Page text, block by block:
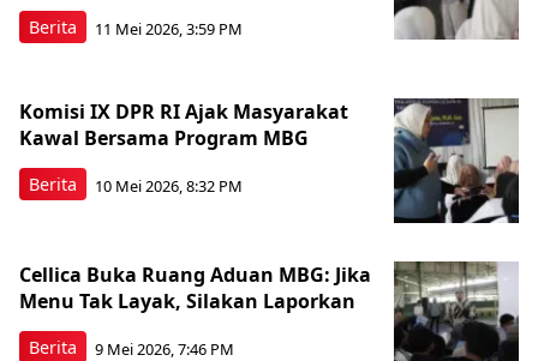
Berita 11 Mei 2026, 3:59 PM
Berita
Komisi IX DPR RI Ajak Masyarakat
Kawal Bersama Program MBG
10 Mei 2026, 8:32 PM
Berita
Cellica Buka Ruang Aduan MBG: Jika
Menu Tak Layak, Silakan Laporkan
9 Mei 2026, 7:46 PM